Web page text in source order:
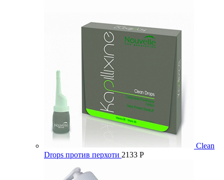
Clean
Drops против перхоти 2133 Р